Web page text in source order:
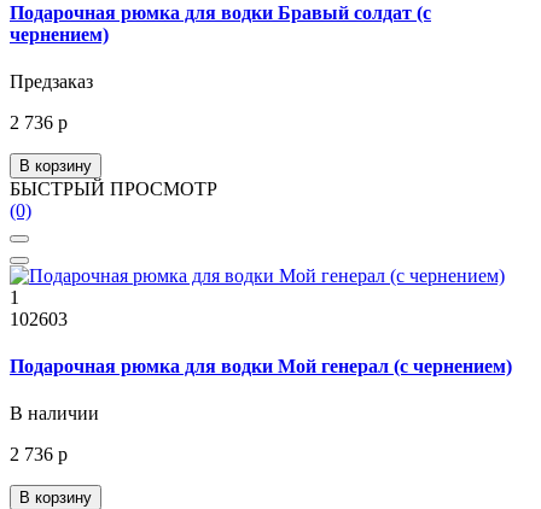
Подарочная рюмка для водки Бравый солдат (с
чернением)
Предзаказ
2 736 р
В корзину
БЫСТРЫЙ ПРОСМОТР
(0)
1
102603
Подарочная рюмка для водки Мой генерал (с чернением)
В наличии
2 736 р
В корзину